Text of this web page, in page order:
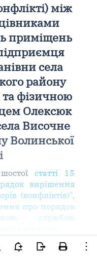
між
приміщень
села
району
та фізичною
Олексюк
Височне
Волинської
шостоїстатті 15
вирішення
(конфліктів)",
про порядок
службою